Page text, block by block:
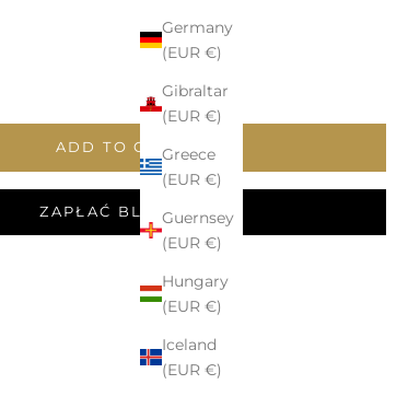
Germany
(EUR €)
Gibraltar
(EUR €)
Greece
(EUR €)
Guernsey
(EUR €)
Hungary
(EUR €)
Iceland
(EUR €)
ADD TO CART
ZAPŁAĆ BLIKIEM